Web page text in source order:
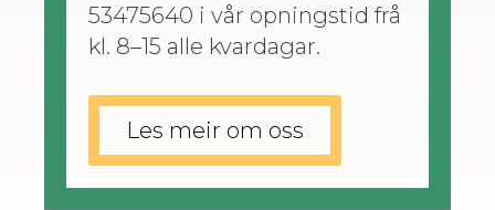
53475640 i vår opn­ingstid frå
kl. 8–15 alle kvardagar.
Les meir om oss